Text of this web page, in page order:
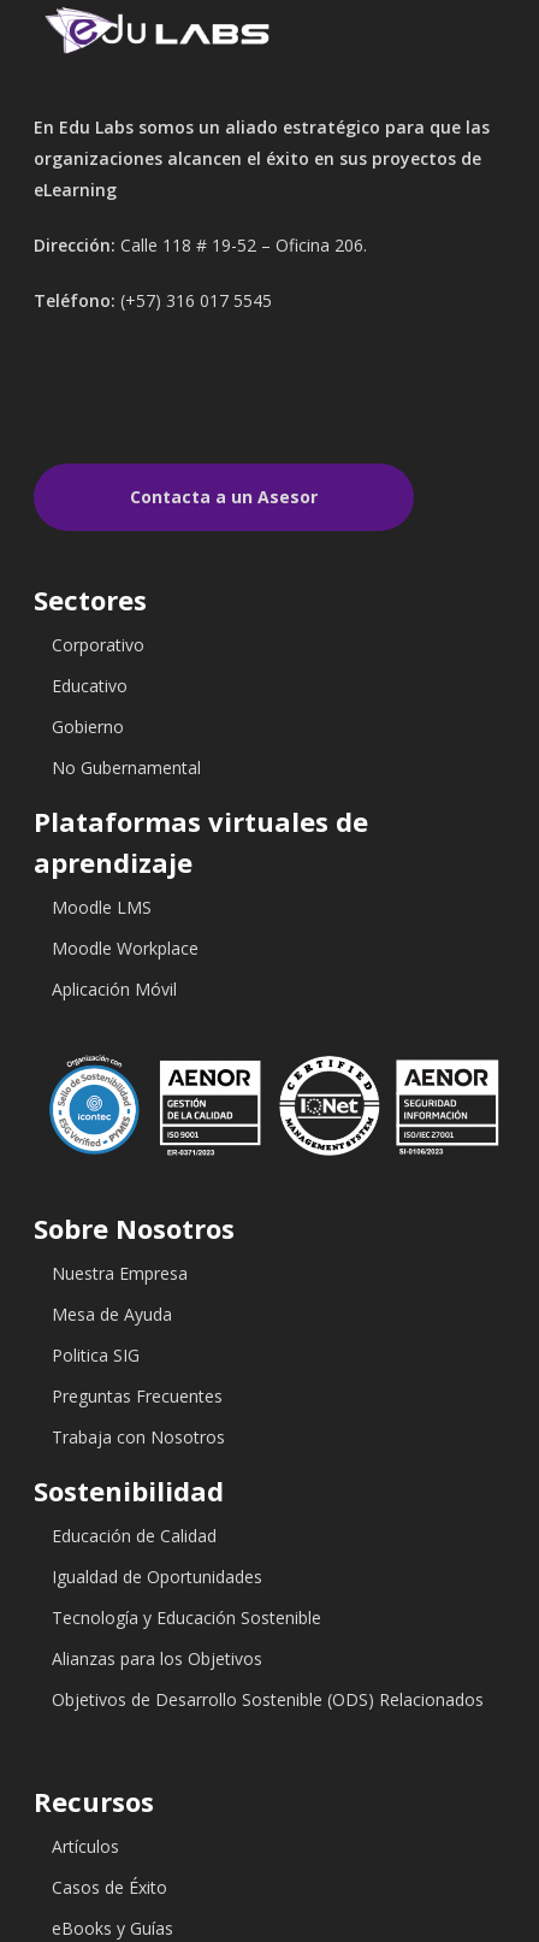
En Edu Labs somos un aliado estratégico para que las
organizaciones alcancen el éxito en sus proyectos de
eLearning
Dirección: Calle 118 # 19-52 – Oficina 206.
Teléfono: (+57) 316 017 5545
Contacta a un Asesor
Sectores
Corporativo
Educativo
Gobierno
No Gubernamental
Plataformas virtuales de
aprendizaje
Moodle LMS
Moodle Workplace
Aplicación Móvil
Sobre Nosotros
Nuestra Empresa
Mesa de Ayuda
Politica SIG
Preguntas Frecuentes
Trabaja con Nosotros
Sostenibilidad
Educación de Calidad
Igualdad de Oportunidades
Tecnología y Educación Sostenible
Alianzas para los Objetivos
Objetivos de Desarrollo Sostenible (ODS) Relacionados
Recursos
Artículos
Casos de Éxito
eBooks y Guías